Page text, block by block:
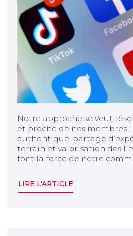
Notre approche se veut
et proche de nos membres
authentique, partage
terrain et valorisation des
font la force de notre
et Sécurité.
LIRE L'ARTICLE